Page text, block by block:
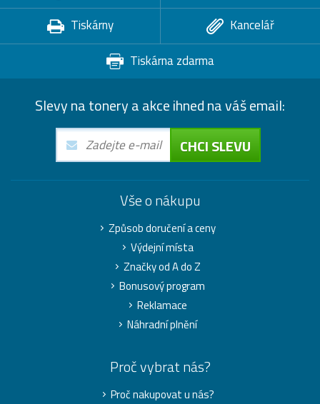
Tiskárny
Kancelář
Tiskárna zdarma
Slevy na tonery a akce ihned na váš email:
CHCI SLEVU
Vše o nákupu
Způsob doručení a ceny
Výdejní místa
Značky od A do Z
Bonusový program
Reklamace
Náhradní plnění
Proč vybrat nás?
Proč nakupovat u nás?